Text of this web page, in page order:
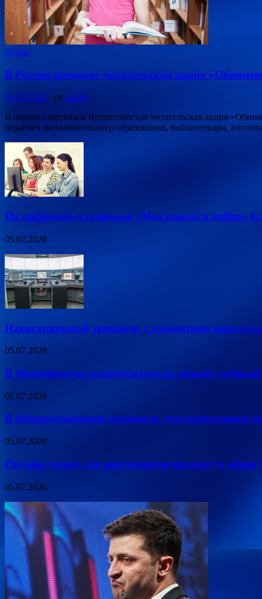
Детям
В России проходит читательская акция
05.07.2020 - от admin
В апреле стартовала Всероссийская читательская акция
педагоги дополнительного образования, библиотекари,
На цифровой платформе «Моя школа в online»
05.07.2020
Навигационный тренажер с элементами
05.07.2020
В Минобрнауки надеются начать новый учебный
05.07.2020
В Минпросвещения сообщили, что выпускники
05.07.2020
Онлайн-уроки для школьников покажут в эфире
05.07.2020